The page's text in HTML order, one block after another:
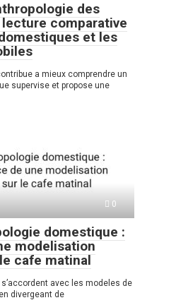
des
comparative
et les
a mieux comprendre un
supervise et propose une
0
domestique :
modelisation
cafe matinal
avec les modeles de
divergeant de